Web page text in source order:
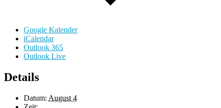
Google Kalender
iCalendar
Outlook 365
Outlook Live
Details
Datum: August 4